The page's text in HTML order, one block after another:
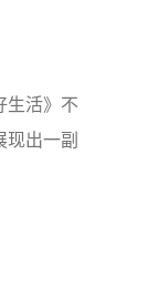
生活》不
现出一副